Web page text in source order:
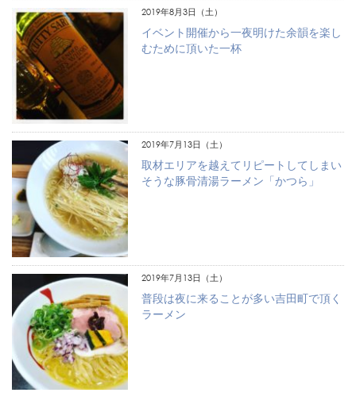
2019年8月3日（土）
イベント開催から一夜明けた余韻を楽し
むために頂いた一杯
2019年7月13日（土）
取材エリアを越えてリピートしてしまい
そうな豚骨清湯ラーメン「かつら」
2019年7月13日（土）
普段は夜に来ることが多い吉田町で頂く
ラーメン